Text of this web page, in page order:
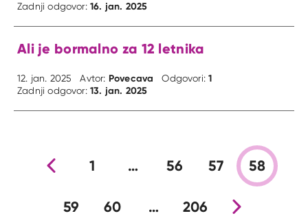
Zadnji odgovor:16. jan. 2025
Ali je bormalno za 12 letnika
12. jan. 2025 Avtor: Povecava Odgovori:1
Zadnji odgovor:13. jan. 2025
Prejšnja stran
1 … 56 57 58
59 60 … 206Nova stran